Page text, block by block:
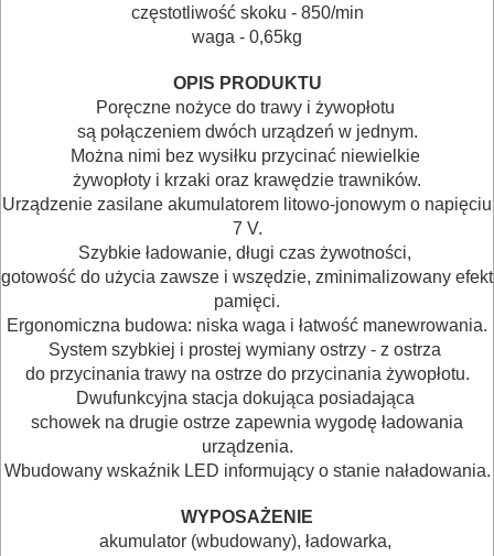
URZĄDZENIA
BUDOWLANE
MASZYNY
NARZĘDZIA
BRUKARSKIE
OBRÓBKA
DREWNA
OBRÓBKA
METALU
WARSZTATOWE
RĘCZNE
częstotliwość skoku - 850/min
waga - 0,65kg
OPIS PRODUKTU
Poręczne nożyce do trawy i żywopłotu
są połączeniem dwóch urządzeń w jednym.
Można nimi bez wysiłku przycinać niewielkie
żywopłoty i krzaki oraz krawędzie trawników.
Urządzenie zasilane akumulatorem litowo-jonowym o napięciu
7 V.
Szybkie ładowanie, długi czas żywotności,
gotowość do użycia zawsze i wszędzie, zminimalizowany efekt
pamięci.
Ergonomiczna budowa: niska waga i łatwość manewrowania.
System szybkiej i prostej wymiany ostrzy - z ostrza
do przycinania trawy na ostrze do przycinania żywopłotu.
Dwufunkcyjna stacja dokująca posiadająca
schowek na drugie ostrze zapewnia wygodę ładowania
urządzenia.
Wbudowany wskaźnik LED informujący o stanie naładowania.
WYPOSAŻENIE
akumulator (wbudowany), ładowarka,